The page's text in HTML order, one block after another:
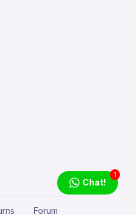
Forum
Chat!
1